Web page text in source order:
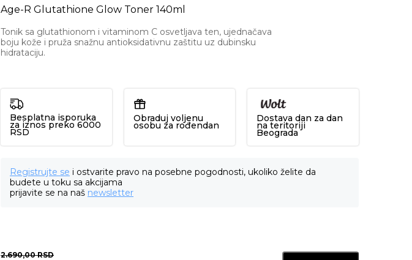
Age-R Glutathione Glow Toner 140ml
Tonik sa glutathionom i vitaminom C osvetljava ten, ujednačava
boju kože i pruža snažnu antioksidativnu zaštitu uz dubinsku
hidrataciju.
Besplatna isporuka
za iznos preko 6000
RSD
Obraduj voljenu
osobu za rođendan
Dostava dan za dan
na teritoriji
Beograda
Registrujte se i ostvarite pravo na posebne pogodnosti, ukoliko želite da
budete u toku sa akcijama
prijavite se na naš newsletter
2.690,00RSD